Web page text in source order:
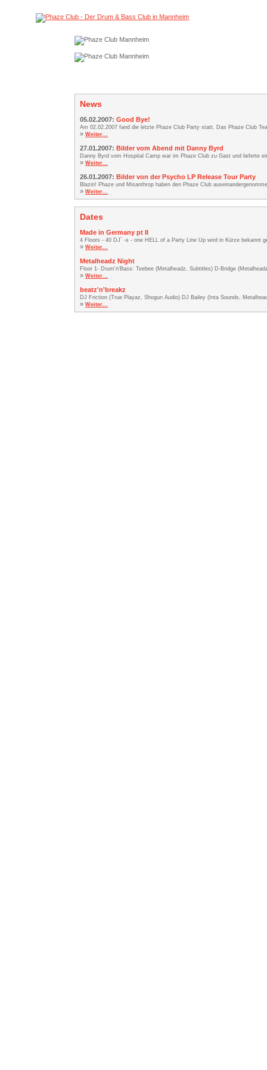
News
05.02.2007: Good Bye!
Am 02.02.2007 fand die letzte Phaze Club Party statt. Das Phaze Club
» Weiter...
27.01.2007: Bilder vom Abend mit Danny Byrd
Danny Byrd vom Hospital Camp war im Phaze Club zu Gast und lieferte
» Weiter...
26.01.2007: Bilder von der Psycho LP Release Tour Party
Blazin! Phaze und Misanthrop haben den Phaze Club
» Weiter...
Dates
Made in Germany pt II
4 Floors - 40 DJ´ -s - one HELL of a Party Line Up wird in Kürze bekannt
» Weiter...
Metalheadz Night
Floor 1- Drum'n'Bass: Teebee (Metalheadz, Subtitles) D-Bridge
» Weiter...
beatz'n'breakz
DJ Friction (True Playaz, Shogun Audio) DJ Bailey (Inta Sounds,
» Weiter...